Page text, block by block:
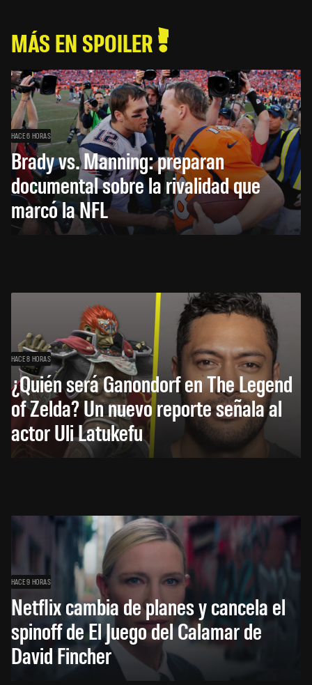
MÁS EN SPOILER
HACE 6 HORAS
Brady vs. Manning: preparan
documental sobre la rivalidad que
marcó la NFL
HACE 8 HORAS
¿Quién será Ganondorf en The Legend
of Zelda? Un nuevo reporte señala al
actor Uli Latukefu
HACE 9 HORAS
Netflix cambia de planes y cancela el
spinoff de El Juego del Calamar de
David Fincher